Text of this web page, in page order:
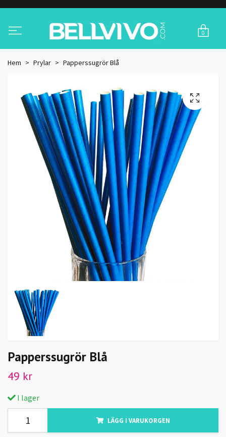
0
Hem Prylar Papperssugrör Blå
Papperssugrör Blå
49 kr
I lager
LÄGG I VARUKORGEN